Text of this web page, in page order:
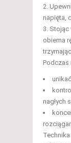
napięta,
Stojąc
obiema
Podczas
nagłych